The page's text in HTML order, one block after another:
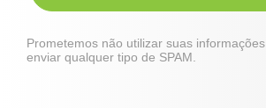
Prometemos não utilizar suas
enviar qualquer tipo de SPAM.